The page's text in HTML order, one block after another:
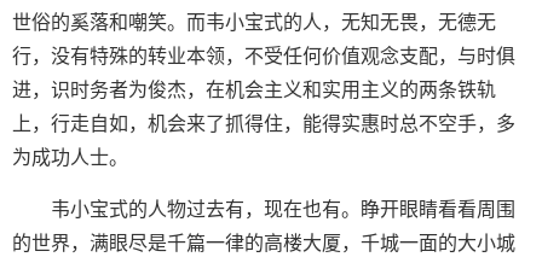
世俗的奚落和嘲笑。而韦小宝式的人，无知无畏，无德无
行，没有特殊的转业本领，不受任何价值观念支配，与时俱
进，识时务者为俊杰，在机会主义和实用主义的两条铁轨
上，行走自如，机会来了抓得住，能得实惠时总不空手，多
为成功人士。
韦小宝式的人物过去有，现在也有。睁开眼睛看看周围
的世界，满眼尽是千篇一律的高楼大厦，千城一面的大小城